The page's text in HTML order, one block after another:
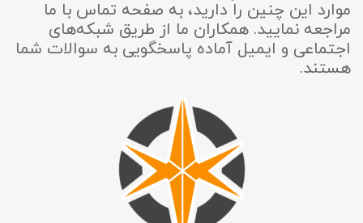
موارد این چنین را دارید، به صفحه تماس با ما
مراجعه نمایید. همکاران ما از طریق شبکه‌های
اجتماعی و ایمیل آماده پاسخگویی به سوالات شما
هستند.